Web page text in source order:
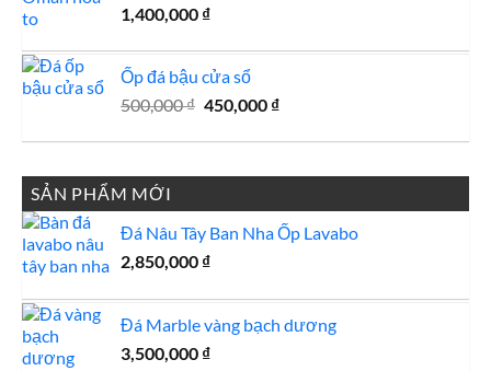
1,400,000 ₫
Ốp đá bậu cửa sổ
500,000₫ Giá
500,000 ₫.
450,000 ₫Giá
là:
SẢN PHẨM MỚI
Đá Nâu Tây Ban Nha Ốp Lavabo
2,850,000 ₫
Đá Marble vàng bạch dương
3,500,000 ₫